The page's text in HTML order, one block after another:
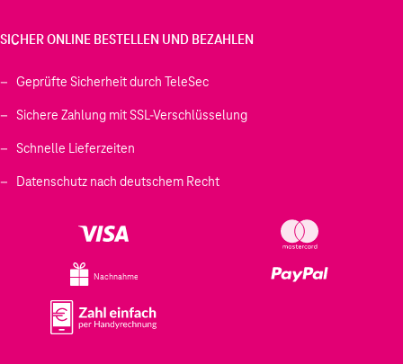
SICHER ONLINE BESTELLEN UND BEZAHLEN
Geprüfte Sicherheit durch TeleSec
Sichere Zahlung mit SSL-Verschlüsselung
Schnelle Lieferzeiten
Datenschutz nach deutschem Recht
Nachnahme